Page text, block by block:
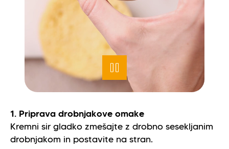
1. Priprava drobnjakove omake
Kremni sir gladko zmešajte z drobno sesekljanim
drobnjakom in postavite na stran.